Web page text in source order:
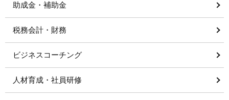
助成金・補助金
税務会計・財務
ビジネスコーチング
人材育成・社員研修